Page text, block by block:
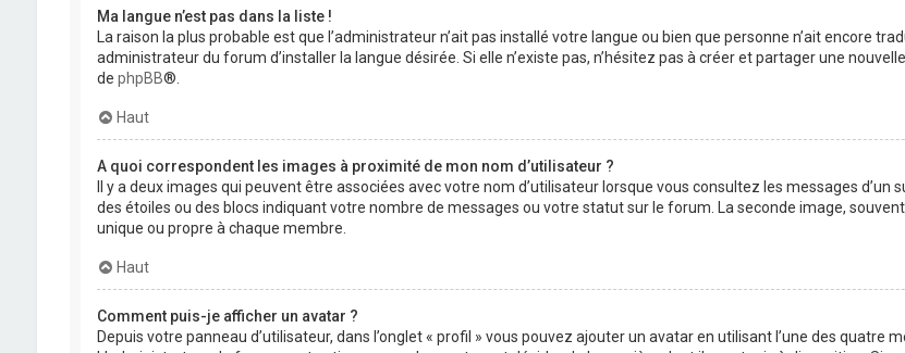
Ma langue n’est pas dans la liste !
La raison la plus probable est que l’administrateur n’ait pas installé votre langue ou bien que personne n’ait encore
administrateur du forum d’installer la langue désirée. Si elle n’existe pas, n’hésitez pas à créer et partager une
de phpBB®.
Haut
A quoi correspondent les images à proximité de mon nom d’utilisateur ?
Il y a deux images qui peuvent être associées avec votre nom d’utilisateur lorsque vous consultez les messages d’un
des étoiles ou des blocs indiquant votre nombre de messages ou votre statut sur le forum. La seconde image,
unique ou propre à chaque membre.
Haut
Comment puis-je afficher un avatar ?
Depuis votre panneau d’utilisateur, dans l’onglet « profil » vous pouvez ajouter un avatar en utilisant l’une des quatre